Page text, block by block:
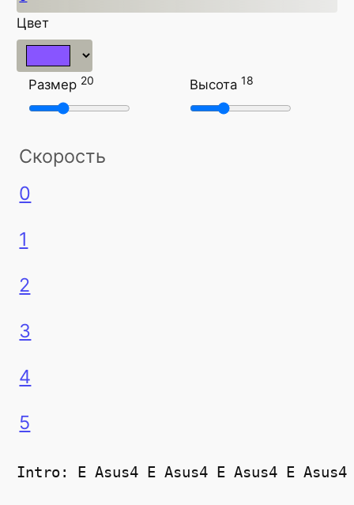
Цвет
Размер 20 Высота 18
Скорость
0
1
2
3
4
5
Intro: E Asus4 E Asus4 E Asus4 E Asus4